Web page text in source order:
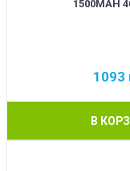
1500MAH
1093
В